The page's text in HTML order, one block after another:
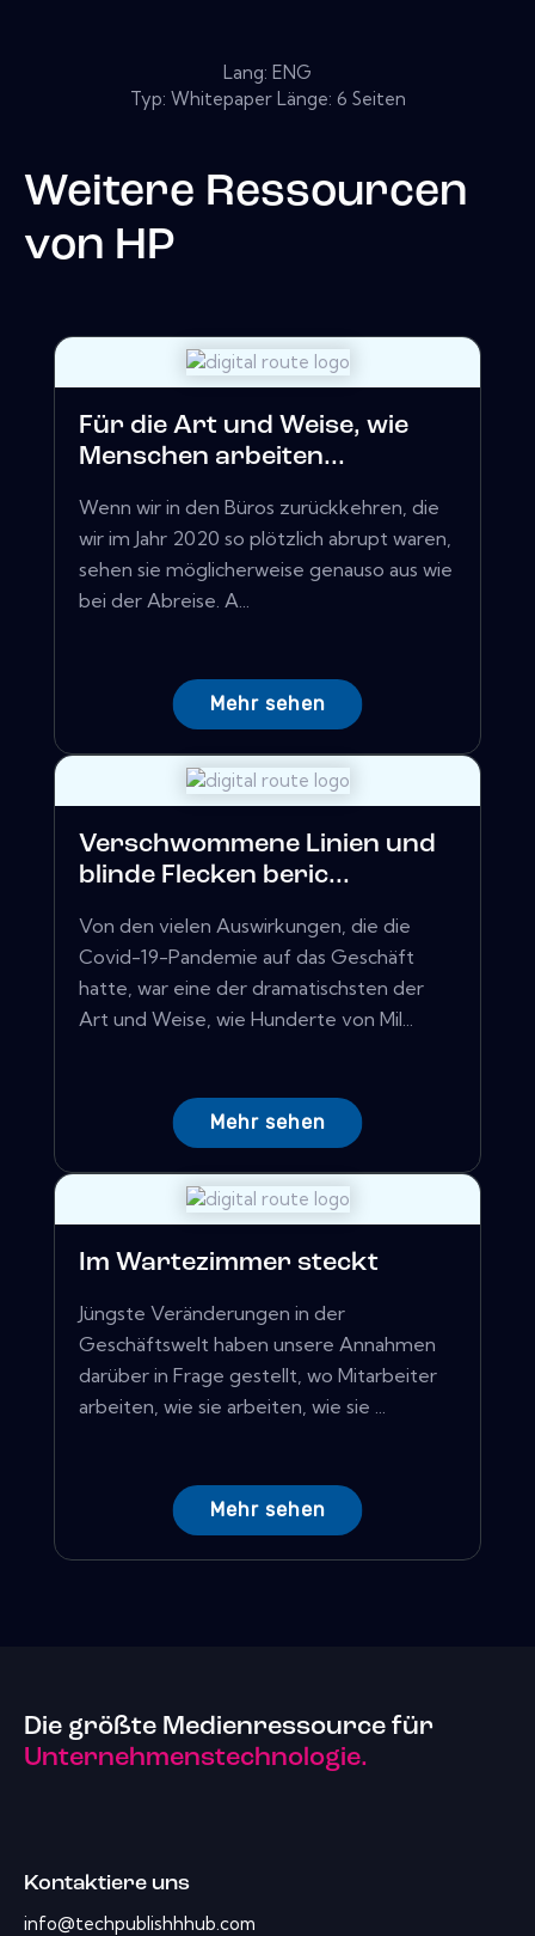
Lang: ENG
Typ: Whitepaper Länge: 6 Seiten
Weitere Ressourcen
von HP
Für die Art und Weise, wie
Menschen arbeiten...
Wenn wir in den Büros zurückkehren, die
wir im Jahr 2020 so plötzlich abrupt waren,
sehen sie möglicherweise genauso aus wie
bei der Abreise. A...
Mehr sehen
Verschwommene Linien und
blinde Flecken beric...
Von den vielen Auswirkungen, die die
Covid-19-Pandemie auf das Geschäft
hatte, war eine der dramatischsten der
Art und Weise, wie Hunderte von Mil...
Mehr sehen
Im Wartezimmer steckt
Jüngste Veränderungen in der
Geschäftswelt haben unsere Annahmen
darüber in Frage gestellt, wo Mitarbeiter
arbeiten, wie sie arbeiten, wie sie ...
Mehr sehen
Die größte Medienressource für
Unternehmenstechnologie.
Kontaktiere uns
info@techpublishhhub.com